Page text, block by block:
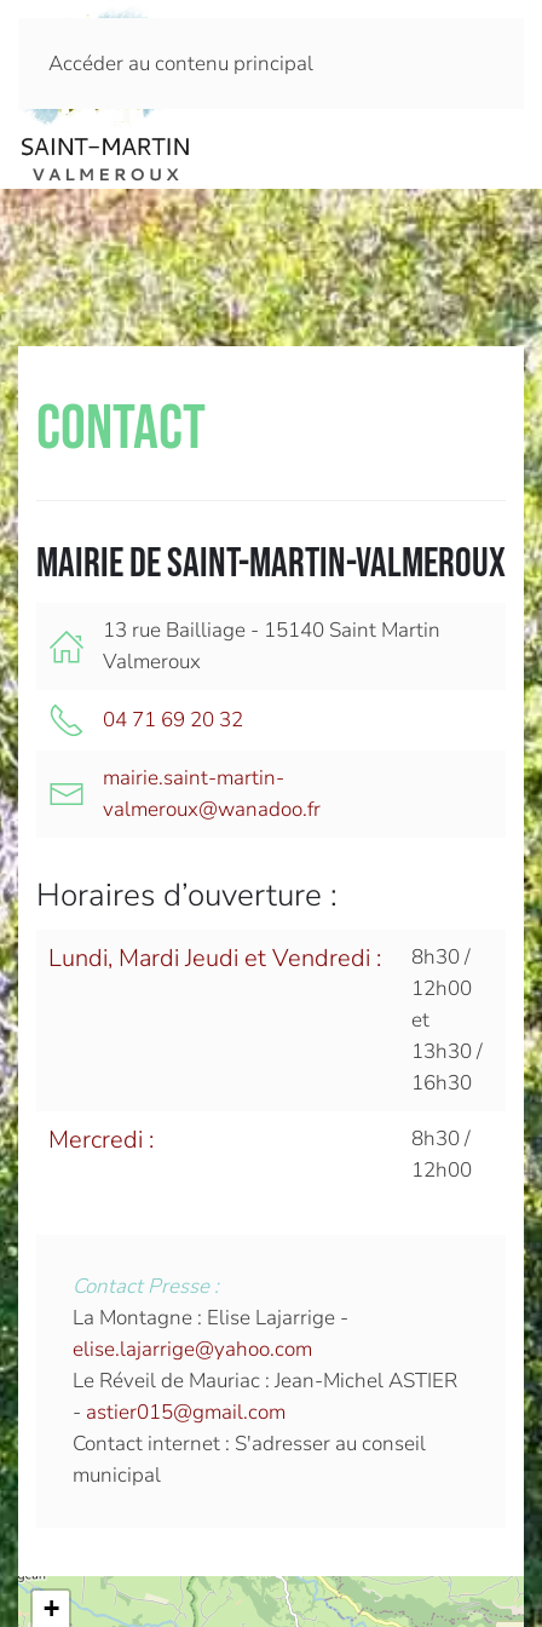
Accéder au contenu principal
+
CONTACT
Mairie de Saint-Martin-Valmeroux
13 rue Bailliage - 15140 Saint Martin
Valmeroux
04 71 69 20 32
mairie.saint-martin-
valmeroux@wanadoo.fr
Horaires d’ouverture :
Lundi, Mardi Jeudi et Vendredi :
8h30 /
12h00
et
13h30 /
16h30
Mercredi :
8h30 /
12h00
Contact Presse :
La Montagne : Elise Lajarrige -
elise.lajarrige@yahoo.com
Le Réveil de Mauriac : Jean-Michel ASTIER
- astier015@gmail.com
Contact internet : S'adresser au conseil
municipal